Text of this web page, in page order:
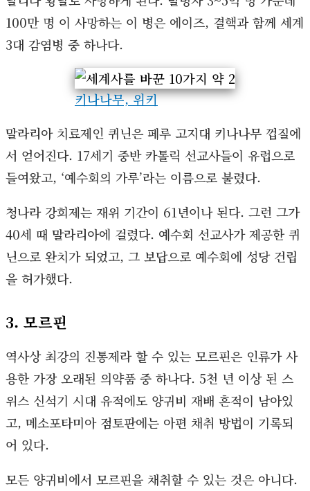
100만 명 이 사망하는 이 병은 에이즈, 결핵과 함께 세계
3대 감염병 중 하나다.
키나나무, 위키
말라리아 치료제인 퀴닌은 페루 고지대 키나나무 껍질에
서 얻어진다. 17세기 중반 카톨릭 선교사들이 유럽으로
들여왔고, ‘예수회의 가루’라는 이름으로 불렸다.
청나라 강희제는 재위 기간이 61년이나 된다. 그런 그가
40세 때 말라리아에 걸렸다. 예수회 선교사가 제공한 퀴
닌으로 완치가 되었고, 그 보답으로 예수회에 성당 건립
을 허가했다.
3. 모르핀
역사상 최강의 진통제라 할 수 있는 모르핀은 인류가 사
용한 가장 오래된 의약품 중 하나다. 5천 년 이상 된 스
위스 신석기 시대 유적에도 양귀비 재배 흔적이 남아있
고, 메소포타미아 점토판에는 아편 채취 방법이 기록되
어 있다.
모든 양귀비에서 모르핀을 채취할 수 있는 것은 아니다.